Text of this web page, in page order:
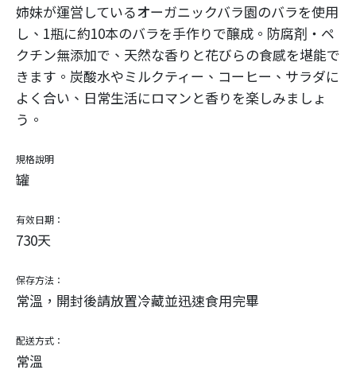
姉妹が運営しているオーガニックバラ園のバラを使用
し、1瓶に約10本のバラを手作りで醸成。防腐剤・ペ
クチン無添加で、天然な香りと花びらの食感を堪能で
きます。炭酸水やミルクティー、コーヒー、サラダに
よく合い、日常生活にロマンと香りを楽しみましょ
う。
規格說明
罐
有效日期：
730天
保存方法：
常溫，開封後請放置冷藏並迅速食用完畢
配送方式：
常溫